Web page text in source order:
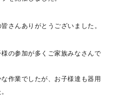
。
です。
らく人が
いく＃ログログ
しい情報を、
。
さんありがとうございました。
の参加が多くご家族みなさんで
作業でしたが、お子様達も器用